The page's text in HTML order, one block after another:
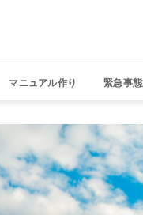
マニュアル作り 緊急事